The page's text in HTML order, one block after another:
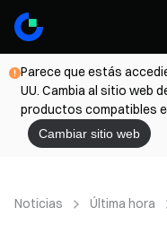
Parece que estás
UU. Cambia al sitio web
productos compatibles
Cambiar sitio web
Noticias Última hora